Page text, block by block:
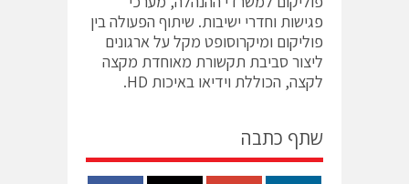
פגישות וחדרי ישיבות. שיתוף הפעולה בין
פוליקום ומיקרוסופט מקל על ארגונים
ליצור סביבת תקשורת מאוחדת מקצה
לקצה, הכוללת וידיאו באיכות HD.
שתף כתבה